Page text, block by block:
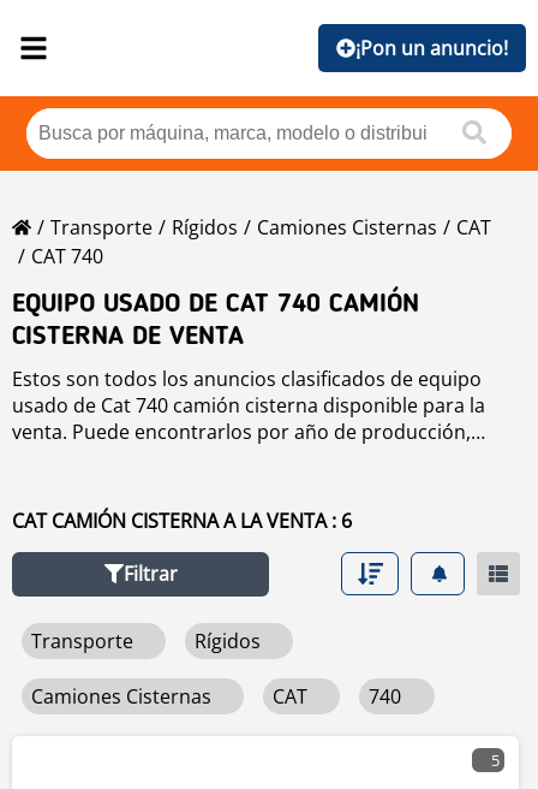
¡Pon un anuncio!
Transporte Rígidos Camiones Cisternas
CAT
CAT 740
EQUIPO USADO DE CAT 740 CAMIÓN
CISTERNA DE VENTA
Estos son todos los anuncios clasificados de equipo
usado de Cat 740 camión cisterna disponible para la
venta. Puede encontrarlos por año de producción,
navegación de la parte izquierda.
CAT CAMIÓN CISTERNA A LA VENTA : 6
Filtrar
Transporte Rígidos
Camiones Cisternas CAT 740
5